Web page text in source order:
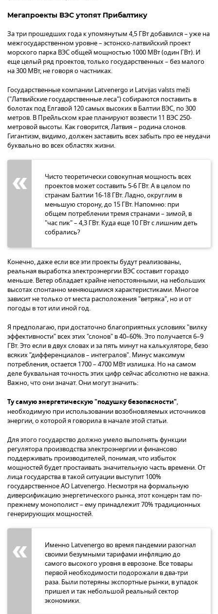
Мегапроекты ВЭС утопят Прибалтику
За три прошедших года к упомянутым 4,5 ГВт добавился – уже на
межгосударственном уровне – эстонско-латвийский проект
морского парка ВЭС общей мощностью 1000 МВт (один ГВт). И
еще целый ряд проектов, только государственных – без малого
на 300 МВт, не говоря о частниках.
Государственные компании Latvenergo и Latvijas valsts meži
("Латвийские государственные леса") собираются поставить в
болотах под Елгавой 120 самых высоких в Балтии ВЭС, по 300
метров. В Прейльском крае планируют возвести 11 ВЭС 250-
метровой высоты. Как говорится, Латвия – родина слонов.
Гигантизм, видимо, должен заставить всех забыть про ее неудачи
буквально во всех областях жизни.
Чисто теоретически совокупная мощность всех
проектов может составить 5-6 ГВт. А в целом по
странам Балтии 16-18 ГВт. Ладно, округлим в
меньшую сторону, до 15 ГВт. Напомню: при
общем потреблении тремя странами – зимой, в
"час пик" – 4,3 ГВт. Куда еще 10 ГВт с лишним деть
собрались?
Конечно, даже если все эти проекты будут реализованы,
реальная выработка электроэнергии ВЭС составит гораздо
меньше. Ветер обладает крайне непостоянными, на небольших
высотах спонтанно меняющимися характеристиками. Многое
зависит не только от места расположения "ветряка", но и от
погоды в тот или иной год.
Я предполагаю, при достаточно благоприятных условиях "вилку
эффективности" всех этих "слонов" в 40–60%. Это получается 6–9
ГВт. Это если в двух словах и за пять минут на калькуляторе, безо
всяких "дифференциалов – интегралов". Минус максимум
потребления, остается 1700 – 4700 МВт излишка. Но на самом
деле буквальная точность этих цифр сейчас абсолютно не важна.
Важно, что они значат. Они могут значить:
Ту самую энергетическую "подушку безопасности",
необходимую при использовании возобновляемых источников
энергии, о которой я говорила в начале этой статьи.
Для этого государство должно умело выполнять функции
регулятора производства электроэнергии и финансово
поддерживать производителей, понимая, что избыток
мощностей будет простаивать значительную часть времени. От
лица государства в такой ситуации выступит 100%
государственное АО Latvenergo. Несмотря на формальную
диверсификацию энергетического рынка, этот концерн там по-
прежнему монополист – ему принадлежит 70% традиционных
генерирующих мощностей.
Именно Latvenergo во время пандемии разогнал
своими безумными тарифами инфляцию до
самого высокого уровня в еврозоне. Все товары
первой необходимости подорожали в два-три
раза. Были потеряны экспортные рынки, в упадок
пришел и так небольшой реальный сектор
экономики.